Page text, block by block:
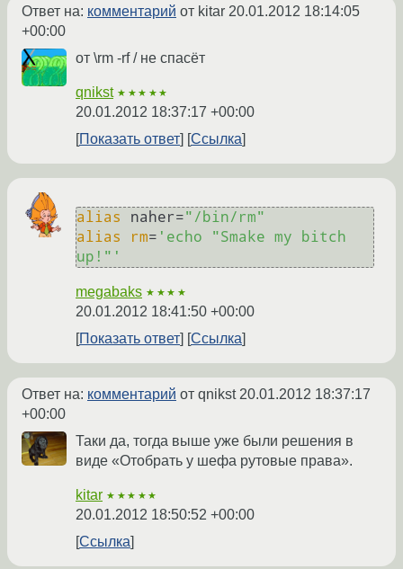
Ответ на: комментарий от kitar 20.01.2012 18:14:05
+00:00
от \rm -rf / не спасёт
qnikst ★★★★★
20.01.2012 18:37:17 +00:00
Показать ответ
Ссылка
alias naher="/bin/rm"
alias
rm= 'echo "Smake my bitch
up!"'
megabaks ★★★★
20.01.2012 18:41:50 +00:00
Показать ответ
Ссылка
Ответ на: комментарий от qnikst20.01.2012 18:37:17
+00:00
Таки да, тогда выше уже были решения в
виде «Отобрать у шефа рутовые права».
kitar ★★★★★
20.01.2012 18:50:52 +00:00
Ссылка